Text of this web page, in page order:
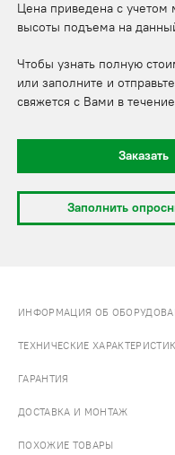
Цена приведена с учетом
высоты подъема на
Чтобы узнать полную
или заполните и
свяжется с Вами в
Заказать
Заполнить
ИНФОРМАЦИЯ ОБ
ТЕХНИЧЕСКИЕ
ГАРАНТИЯ
ДОСТАВКА И МОНТАЖ
ПОХОЖИЕ ТОВАРЫ